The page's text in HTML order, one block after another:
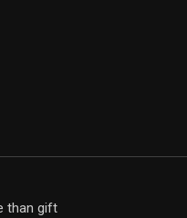
than gift